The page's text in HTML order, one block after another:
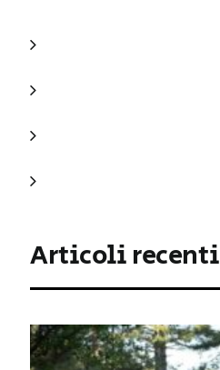
Articoli recenti